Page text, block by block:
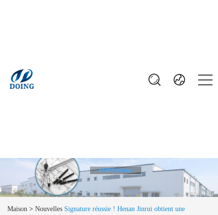
Maison > Nouvelles Signature réussie ! Henan Jinrui obtient une